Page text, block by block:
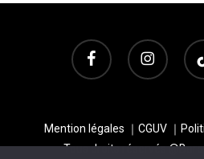
facebook instagram tiktok
Mention légales ｜CGUV ｜
Tous droits réservés